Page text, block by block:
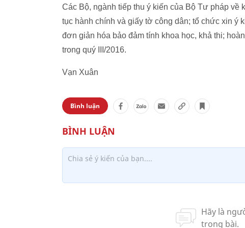
Các Bộ, ngành tiếp thu ý kiến của Bộ Tư pháp
tục hành chính và giấy tờ công dân; tổ chức xin
đơn giản hóa bảo đảm tính khoa học, khả thi;
trong quý III/2016.
Vạn Xuân
Bình luận